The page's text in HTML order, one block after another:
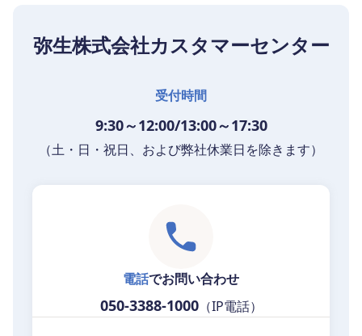
弥生株式会社カスタマーセンター
受付時間
9:30～12:00/13:00～17:30
（土・日・祝日、および弊社休業日を除きます）
電話でお問い合わせ
050-3388-1000（IP電話）